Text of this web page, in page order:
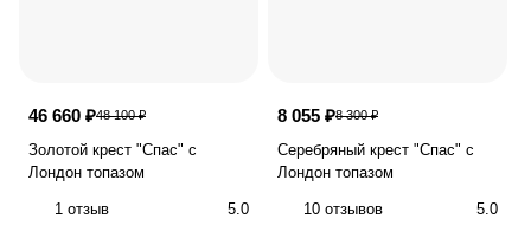
46 660 ₽48 100 ₽
Золотой крест "Спас" с
Лондон топазом
1 отзыв 5.0
8 055 ₽8 300 ₽
Серебряный крест "Спас" с
Лондон топазом
10 отзывов 5.0